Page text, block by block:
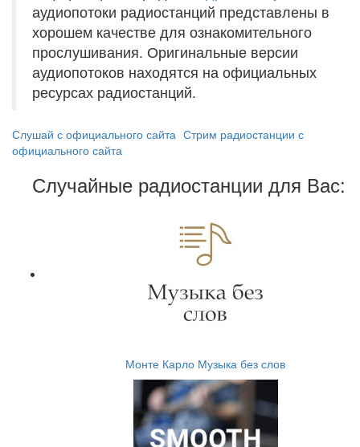
аудиопотоки радиостанций представлены в
хорошем качестве для ознакомительного
прослушивания. Оригинальные версии
аудиопотоков находятся на официальных
ресурсах радиостанций.
Слушай с официального сайта Стрим радиостанции с
официального сайта
Случайные радиостанции для Вас:
Монте Карло Музыка без слов